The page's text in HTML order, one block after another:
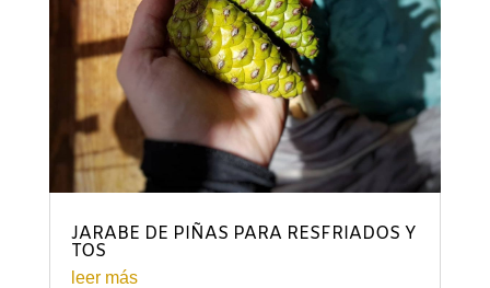
JARABE DE PIÑAS PARA RESFRIADOS Y
TOS
leer más